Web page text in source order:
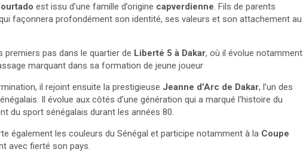
est issu d’une famille d’origine capverdienne . Fils de parents
façonnera profondément son identité, ses valeurs et son attachement au
pas dans le quartier de Liberté 5 à Dakar, où il évolue notamment
marquant dans sa formation de jeune joueur
il rejoint ensuite la prestigieuse Jeanne d’Arc de Dakar, l’un des
Il évolue aux côtés d’une génération qui a marqué l’histoire du
du sport sénégalais durant les années 80.
également les couleurs du Sénégal et participe notamment à la Coupe
avec fierté son pays.